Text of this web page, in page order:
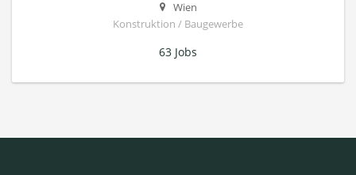
Wien
Konstruktion / Baugewerbe
63 Jobs